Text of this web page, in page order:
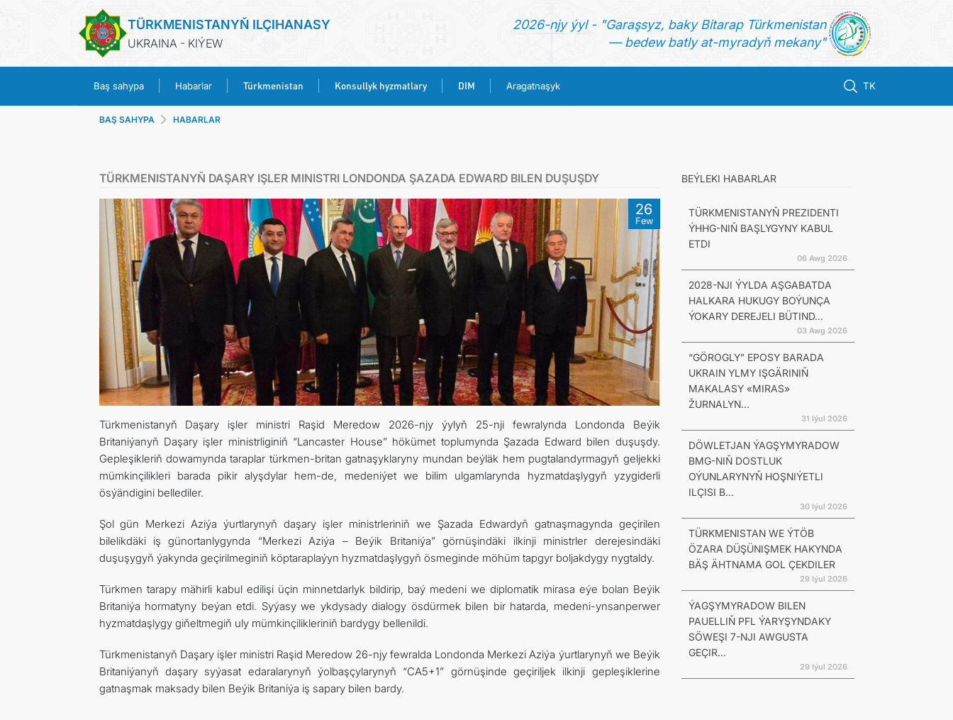
TÜRKMENISTANYŇ ILÇIHANASY
UKRAINA - KIÝEW
2026-njy ýyl - "Garaşsyz, baky Bitarap Türkmenistan
— bedew batly at-myradyň mekany"
Baş sahypa Habarlar Türkmenistan Konsullyk hyzmatlary DIM Aragatnaşyk TK
TÜRKMENISTAN
KONSULLYK HYZMATLARY
ARAGATNAŞYK
BAŞ SAHYPA HABARLAR
TÜRKMENISTANYŇ DAŞARY IŞLER MINISTRI LONDONDA ŞAZADA EDWARD BILEN DUŞUŞDY
26
Few
Türkmenistanyň Daşary işler ministri Raşid Meredow 2026-njy ýylyň 25-nji fewralynda Londonda Beýik
Britaniýanyň Daşary işler ministrliginiň “Lancaster House” hökümet toplumynda Şazada Edward bilen duşuşdy.
Gepleşikleriň dowamynda taraplar türkmen-britan gatnaşyklaryny mundan beýläk hem pugtalandyrmagyň geljekki
mümkinçilikleri barada pikir alyşdylar hem-de, medeniýet we bilim ulgamlarynda hyzmatdaşlygyň yzygiderli
ösýändigini bellediler.
Şol gün Merkezi Aziýa ýurtlarynyň daşary işler ministrleriniň we Şazada Edwardyň gatnaşmagynda geçirilen
bilelikdäki iş günortanlygynda “Merkezi Aziýa – Beýik Britaniýa” görnüşindäki ilkinji ministrler derejesindäki
duşuşygyň ýakynda geçirilmeginiň köptaraplaýyn hyzmatdaşlygyň ösmeginde möhüm tapgyr boljakdygy nygtaldy.
Türkmen tarapy mähirli kabul edilişi üçin minnetdarlyk bildirip, baý medeni we diplomatik mirasa eýe bolan Beýik
Britaniýa hormatyny beýan etdi. Syýasy we ykdysady dialogy ösdürmek bilen bir hatarda, medeni-ynsanperwer
hyzmatdaşlygy giňeltmegiň uly mümkinçilikleriniň bardygy bellenildi.
Türkmenistanyň Daşary işler ministri Raşid Meredow 26-njy fewralda Londonda Merkezi Aziýa ýurtlarynyň we Beýik
Britaniýanyň daşary syýasat edaralarynyň ýolbaşçylarynyň “CA5+1” görnüşinde geçiriljek ilkinji gepleşiklerine
gatnaşmak maksady bilen Beýik Britaniýa iş sapary bilen bardy.
BEÝLEKI HABARLAR
TÜRKMENISTANYŇ PREZIDENTI
ÝHHG-NIŇ BAŞLYGYNY KABUL
ETDI
06 Awg 2026
2028-NJI ÝYLDA AŞGABATDA
HALKARA HUKUGY BOÝUNÇA
ÝOKARY DEREJELI BÜTIND...
03 Awg 2026
“GÖROGLY” EPOSY BARADA
UKRAIN YLMY IŞGÄRINIŇ
MAKALASY «MIRAS»
ŽURNALYN...
31 Iýul 2026
DÖWLETJAN ÝAGŞYMYRADOW
BMG-NIŇ DOSTLUK
OÝUNLARYNYŇ HOŞNIÝETLI
ILÇISI B...
30 Iýul 2026
TÜRKMENISTAN WE ÝTÖB
ÖZARA DÜŞÜNIŞMEK HAKYNDA
BÄŞ ÄHTNAMA GOL ÇEKDILER
29 Iýul 2026
ÝAGŞYMYRADOW BILEN
PAUELLIŇ PFL ÝARYŞYNDAKY
SÖWEŞI 7-NJI AWGUSTA
GEÇIR...
29 Iýul 2026